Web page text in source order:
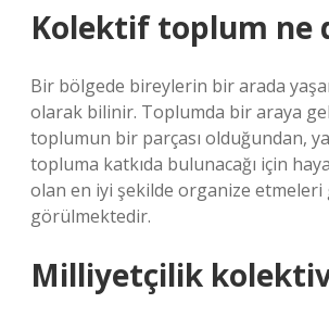
Kolektif toplum ne
Bir bölgede bireylerin bir arada
olarak bilinir. Toplumda bir araya
toplumun bir parçası olduğundan,
topluma katkıda bulunacağı için
olan en iyi şekilde organize etmeleri
görülmektedir.
Milliyetçilik